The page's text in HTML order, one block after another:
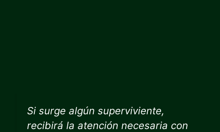
Si surge algún superviviente,
recibirá la atención necesaria con